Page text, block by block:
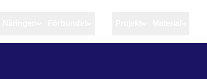
Artiklar Näringen Förbundet